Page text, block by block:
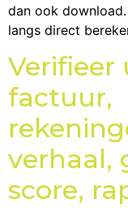
dan ook
langs direct
Verifieer
factuur,
verhaal,
score,